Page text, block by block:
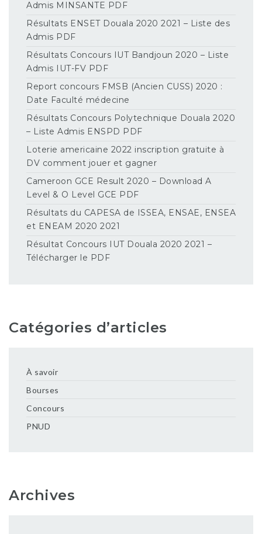
Admis MINSANTE PDF
Résultats ENSET Douala 2020 2021 – Liste des
Admis PDF
Résultats Concours IUT Bandjoun 2020 – Liste
Admis IUT-FV PDF
Report concours FMSB (Ancien CUSS) 2020 :
Date Faculté médecine
Résultats Concours Polytechnique Douala 2020
– Liste Admis ENSPD PDF
Loterie americaine 2022 inscription gratuite à
DV comment jouer et gagner
Cameroon GCE Result 2020 – Download A
Level & O Level GCE PDF
Résultats du CAPESA de ISSEA, ENSAE, ENSEA
et ENEAM 2020 2021
Résultat Concours IUT Douala 2020 2021 –
Télécharger le PDF
Catégories d’articles
À savoir
Bourses
Concours
PNUD
Archives